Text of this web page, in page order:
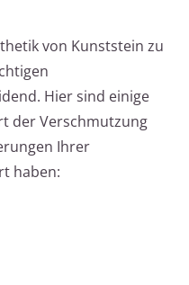
von Kunststein zu
Hier sind einige
der Verschmutzung
Ihrer
haben: